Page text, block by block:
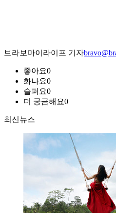
브라보마이라이프 기자
좋아요0
화나요0
슬퍼요0
더 궁금해요0
최신뉴스